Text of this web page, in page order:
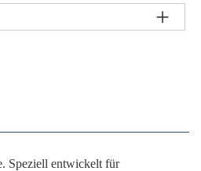
Speziell entwickelt für